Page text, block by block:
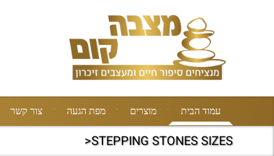
עמוד הבית מוצרים מפת הגעה צור קשר
STEPPING STONES SIZES<